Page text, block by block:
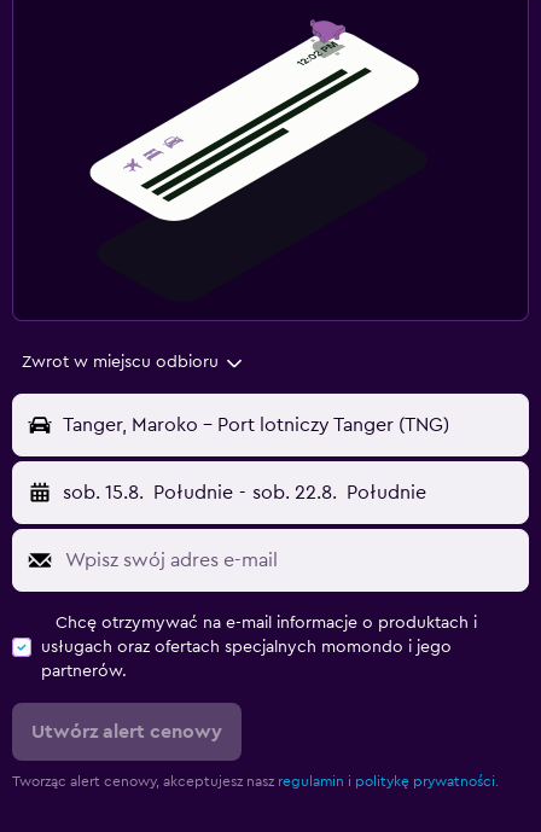
Zwrot w miejscu odbioru
Tanger, Maroko - Port lotniczy Tanger (TNG)
sob. 15.8. Południe - sob. 22.8. Południe
Chcę otrzymywać na e-mail informacje o produktach i
usługach oraz ofertach specjalnych momondo i jego
partnerów.
Utwórz alert cenowy
Tworząc alert cenowy, akceptujesz nasz regulamin i politykę prywatności.